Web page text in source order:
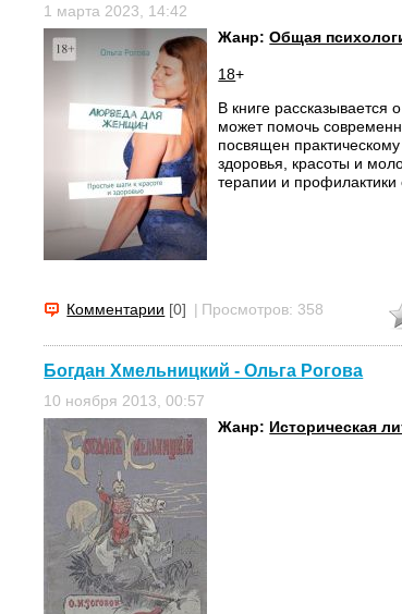
1 марта 2023, 14:42
Жанр:Общая
18+
В книге рассказывается
может помочь
посвящен
здоровья, красоты и
терапии и профилактики
Комментарии [0] | Просмотров: 358
Богдан Хмельницкий - Ольга Рогова
10 ноября 2013, 00:57
Жанр: Историческая